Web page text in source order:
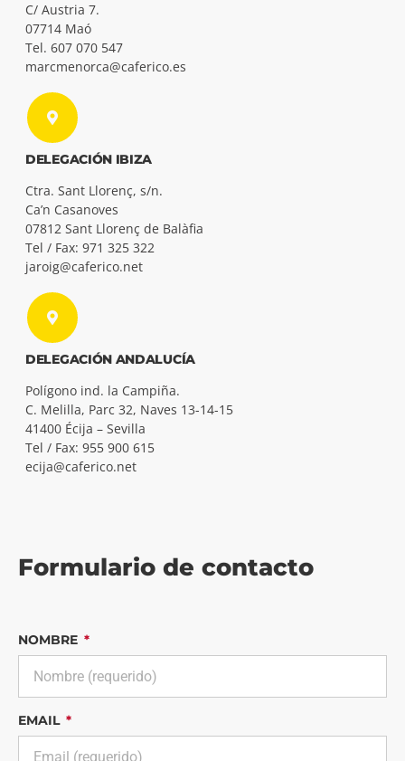
C/ Austria 7.
07714 Maó
Tel. 607 070 547
marcmenorca@caferico.es
DELEGACIÓN IBIZA
Ctra. Sant Llorenç, s/n.
Ca’n Casanoves
07812 Sant Llorenç de Balàfia
Tel / Fax: 971 325 322
jaroig@caferico.net
DELEGACIÓN ANDALUCÍA
Polígono ind. la Campiña.
C. Melilla, Parc 32, Naves 13-14-15
41400 Écija – Sevilla
Tel / Fax: 955 900 615
ecija@caferico.net
Formulario de contacto
NOMBRE
EMAIL